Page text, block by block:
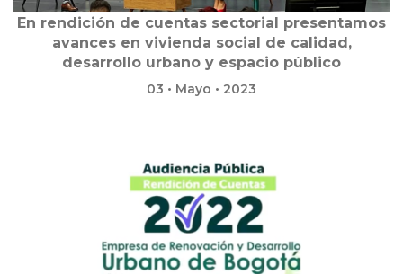
En rendición de cuentas sectorial presentamos
avances en vivienda social de calidad,
desarrollo urbano y espacio público
03 • Mayo • 2023